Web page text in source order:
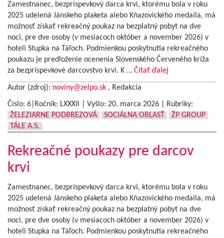
Zamestnanec, bezpríspevkový darca krvi, ktorému bola v roku
2025 udelená Jánskeho plaketa alebo Kňazovického medaila, má
možnosť získať rekreačný poukaz na bezplatný pobyt na dve
noci, pre dve osoby (v mesiacoch október a november 2026) v
hoteli Stupka na Táľoch. Podmienkou poskytnutia rekreačného
poukazu je predloženie ocenenia Slovenského Červeného kríža
za bezpríspevkové darcovstvo krvi. K … Čítať ďalej
Autor (zdroj): noviny@zelpo.sk , Redakcia
Číslo: 6|Ročník: LXXXIl | Vyšlo: 20. marca 2026
Rubriky:
ŽELEZIARNE PODBREZOVÁ
SOCIÁLNA OBLASŤ
ŽP GROUP
TÁLE A.S.
Rekreačné poukazy pre darcov
krvi
Zamestnanec, bezpríspevkový darca krvi, ktorému bola v roku
2025 udelená Jánskeho plaketa alebo Kňazovického medaila, má
možnosť získať rekreačný poukaz na bezplatný pobyt na dve
noci, pre dve osoby (v mesiacoch október a november 2026) v
hoteli Stupka na Táľoch. Podmienkou poskytnutia rekreačného